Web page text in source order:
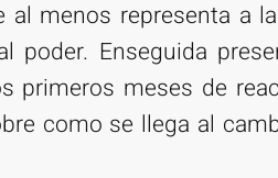
al menos representa a
poder. Enseguida
primeros meses de
como se llega al